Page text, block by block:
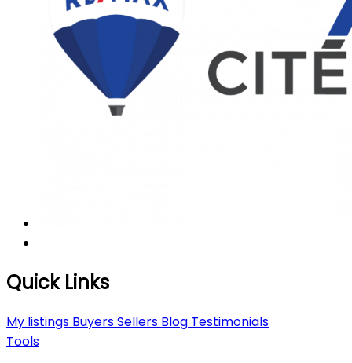
Quick Links
My listings BuyersSellers Blog Testimonials
Tools